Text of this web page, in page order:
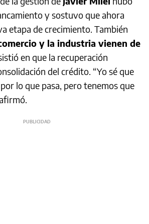
y sostuvo que ahora
etapa de crecimiento. También
y la industria vienen de
en que la recuperación
del crédito. “Yo sé que
lo que pasa, pero tenemos que